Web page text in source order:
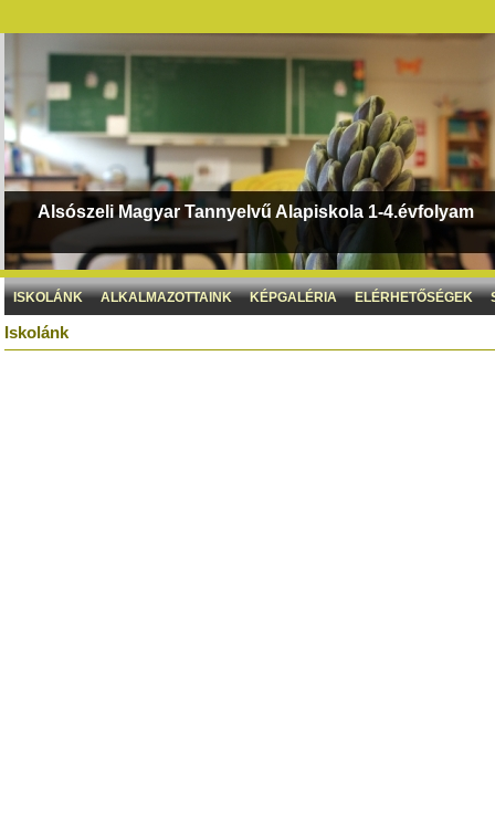
Alsószeli Magyar Tannyelvű Alapiskola 1-4.évfolyam
ISKOLÁNK ALKALMAZOTTAINK KÉPGALÉRIA ELÉRHETŐSÉGEK
Iskolánk